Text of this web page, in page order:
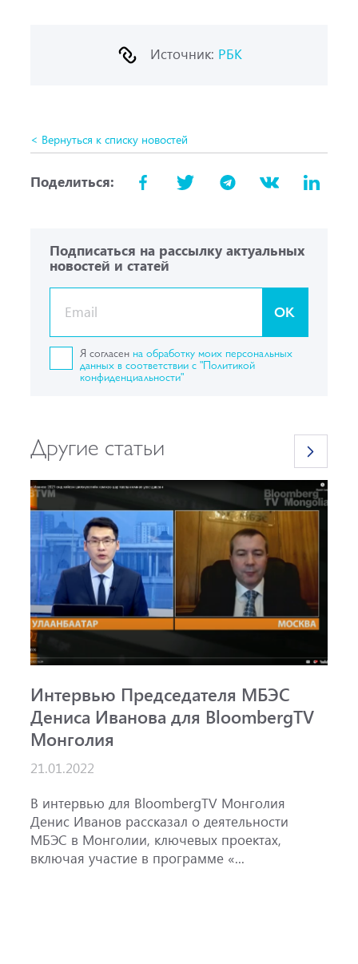
Источник: РБК
< Вернуться к списку новостей
Поделиться:
Подписаться на рассылку актуальных
новостей и статей
OK
Я согласен на обработку моих персональных
данных в соответствии с "Политикой
конфиденциальности"
Другие статьи
Интервью Председателя МБЭС
Дениса Иванова для BloombergTV
Монголия
21.01.2022
В интервью для BloombergTV Монголия
Денис Иванов рассказал о деятельности
МБЭС в Монголии, ключевых проектах,
включая участие в программе «...